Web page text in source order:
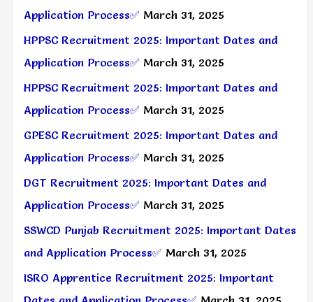
Application Process✅ March 31, 2025
HPPSC Recruitment 2025: Important Dates and
Application Process✅ March 31, 2025
HPPSC Recruitment 2025: Important Dates and
Application Process✅ March 31, 2025
GPESC Recruitment 2025: Important Dates and
Application Process✅ March 31, 2025
DGT Recruitment 2025: Important Dates and
Application Process✅ March 31, 2025
SSWCD Punjab Recruitment 2025: Important Dates
and Application Process✅ March 31, 2025
ISRO Apprentice Recruitment 2025: Important